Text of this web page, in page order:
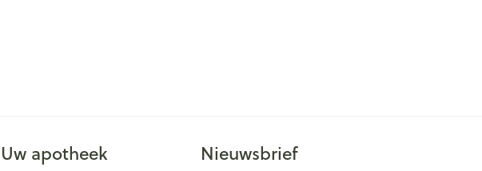
Uw apotheek Nieuwsbrief